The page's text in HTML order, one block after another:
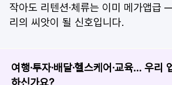
작아도 리텐션·체류는 이미 메가앱급
리의 씨앗이 될 신호입니다.
여행·투자·배달·헬스케어·교육… 우리
하신가요?